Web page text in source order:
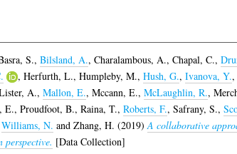
S., Bilsland, A., Charalambous, A., Chapal, C.,
, Herfurth, L., Humpleby, M., Hush, G., Ivanova, Y.,
A., Mallon, E., Mccann, E., McLaughlin, R.,
E., Proudfoot, B., Raina, T., Roberts, F., Safrany, S.,
Williams, N. and Zhang, H. (2019) A collaborative
[Data Collection]